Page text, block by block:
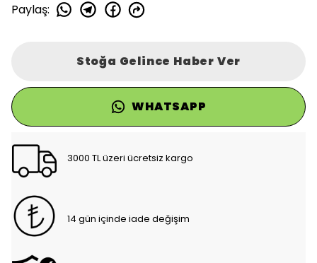
Paylaş:
Stoğa Gelince Haber Ver
WHATSAPP
3000 TL üzeri ücretsiz kargo
14 gün içinde iade değişim